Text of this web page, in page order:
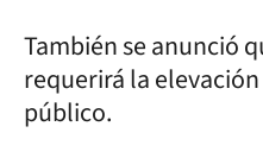
También se anunció
requerirá la
público.